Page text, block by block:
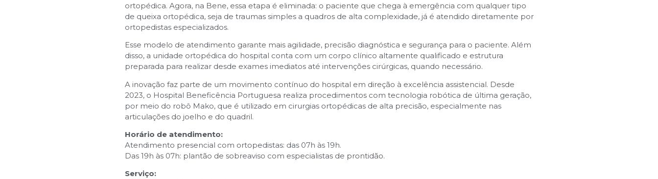
ortopédica. Agora, na Bene, essa etapa é eliminada: o paciente que chega à emergência com qualquer tipo
de queixa ortopédica, seja de traumas simples a quadros de alta complexidade, já é atendido diretamente por
ortopedistas especializados.
Esse modelo de atendimento garante mais agilidade, precisão diagnóstica e segurança para o paciente. Além
disso, a unidade ortopédica do hospital conta com um corpo clínico altamente qualificado e estrutura
preparada para realizar desde exames imediatos até intervenções cirúrgicas, quando necessário.
A inovação faz parte de um movimento contínuo do hospital em direção à excelência assistencial. Desde
2023, o Hospital Beneficência Portuguesa realiza procedimentos com tecnologia robótica de última geração,
por meio do robô Mako, que é utilizado em cirurgias ortopédicas de alta precisão, especialmente nas
articulações do joelho e do quadril.
Horário de atendimento:
Atendimento presencial com ortopedistas: das 07h às 19h.
Das 19h às 07h: plantão de sobreaviso com especialistas de prontidão.
Serviço: